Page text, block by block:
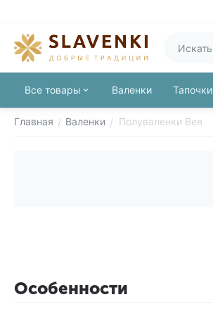
Все товары Валенки Тапочки
Главная / Валенки / Полуваленки Вея
Особенности